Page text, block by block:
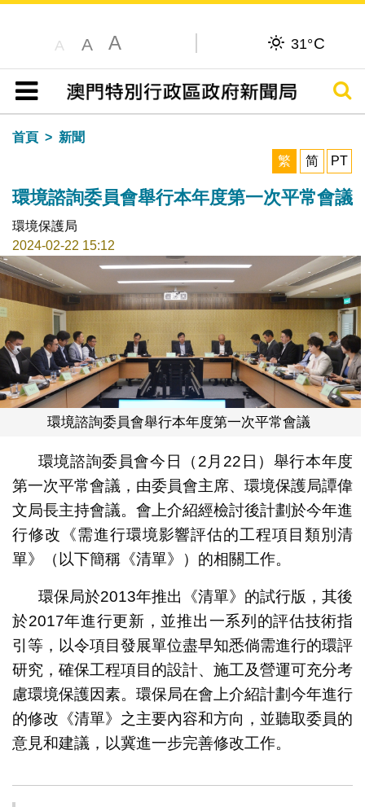
A A A 31°C
目錄
搜尋
首頁
新聞
繁
简 PT
環境諮詢委員會舉行本年度第一次平常會議
環境保護局
2024-02-22 15:12
環境諮詢委員會舉行本年度第一次平常會議
環境諮詢委員會今日（2月22日）舉行本年度
第一次平常會議，由委員會主席、環境保護局譚偉
文局長主持會議。會上介紹經檢討後計劃於今年進
行修改《需進行環境影響評估的工程項目類別清
單》（以下簡稱《清單》）的相關工作。
環保局於2013年推出《清單》的試行版，其後
於2017年進行更新，並推出一系列的評估技術指
引等，以令項目發展單位盡早知悉倘需進行的環評
研究，確保工程項目的設計、施工及營運可充分考
慮環境保護因素。環保局在會上介紹計劃今年進行
的修改《清單》之主要內容和方向，並聽取委員的
意見和建議，以冀進一步完善修改工作。